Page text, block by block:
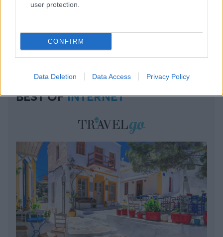
user protection.
CONFIRM
Data Deletion Data Access Privacy Policy
BEST OFINTERNET